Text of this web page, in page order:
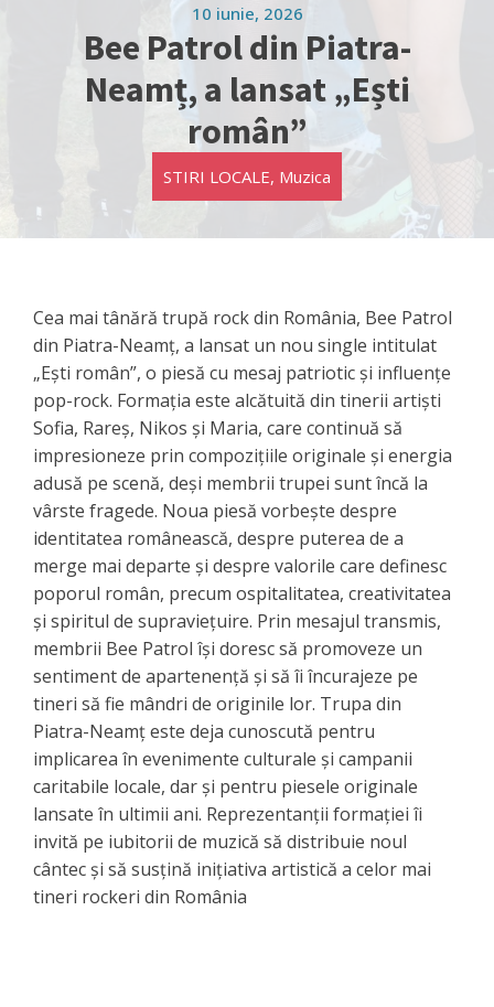
10 iunie, 2026
Bee Patrol din Piatra-
Neamț, a lansat „Ești
român”
STIRI LOCALE, Muzica
Cea mai tânără trupă rock din România, Bee Patrol
din Piatra-Neamț, a lansat un nou single intitulat
„Ești român”, o piesă cu mesaj patriotic și influențe
pop-rock. Formația este alcătuită din tinerii artiști
Sofia, Rareș, Nikos și Maria, care continuă să
impresioneze prin compozițiile originale și energia
adusă pe scenă, deși membrii trupei sunt încă la
vârste fragede. Noua piesă vorbește despre
identitatea românească, despre puterea de a
merge mai departe și despre valorile care definesc
poporul român, precum ospitalitatea, creativitatea
și spiritul de supraviețuire. Prin mesajul transmis,
membrii Bee Patrol își doresc să promoveze un
sentiment de apartenență și să îi încurajeze pe
tineri să fie mândri de originile lor. Trupa din
Piatra-Neamț este deja cunoscută pentru
implicarea în evenimente culturale și campanii
caritabile locale, dar și pentru piesele originale
lansate în ultimii ani. Reprezentanții formației îi
invită pe iubitorii de muzică să distribuie noul
cântec și să susțină inițiativa artistică a celor mai
tineri rockeri din România